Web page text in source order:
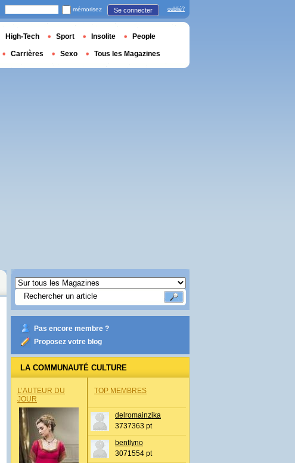
Pas encore membre ?
Proposez votre blog
LA COMMUNAUTÉ CULTURE
L’AUTEUR DU
JOUR
TOP MEMBRES
delromainzika
3737363 pt
bentlyno
3071554 pt
mémorisez Se connecter oublié?
High-Tech Sport Insolite People
Carrières Sexo Tous les Magazines